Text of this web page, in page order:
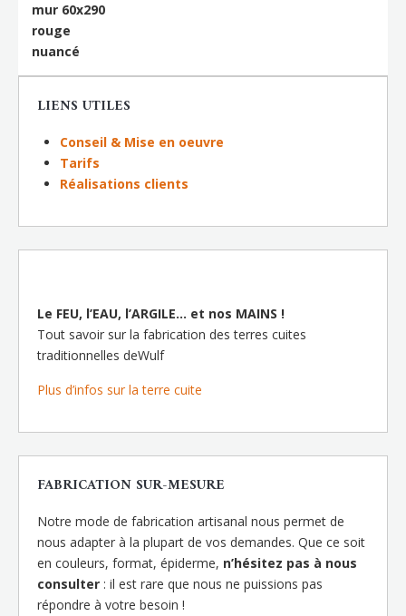
mur 60x290
rouge
nuancé
LIENS UTILES
Conseil & Mise en oeuvre
Tarifs
Réalisations clients
Le FEU, l’EAU, l’ARGILE… et nos MAINS !
Tout savoir sur la fabrication des terres cuites
traditionnelles deWulf
Plus d’infos sur la terre cuite
FABRICATION SUR-MESURE
Notre mode de fabrication artisanal nous permet de
nous adapter à la plupart de vos demandes. Que ce soit
en couleurs, format, épiderme, n’hésitez pas à nous
consulter : il est rare que nous ne puissions pas
répondre à votre besoin !